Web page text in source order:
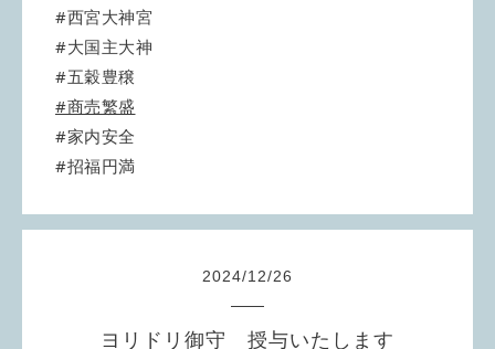
#西宮大神宮
#大国主大神
#五穀豊穣
#商売繁盛
#家内安全
#招福円満
2024/12/26
ヨリドリ御守 授与いたします